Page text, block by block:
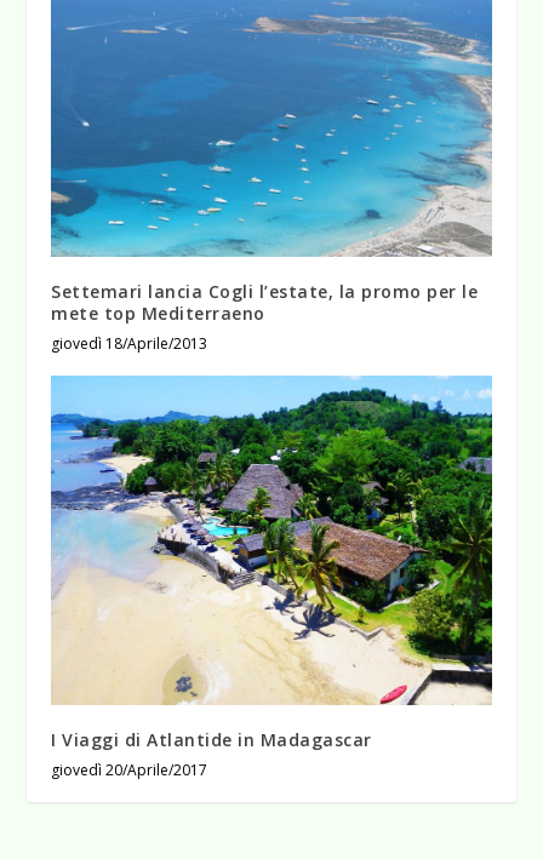
Settemari lancia Cogli l’estate, la promo per le
mete top Mediterraeno
giovedì 18/Aprile/2013
I Viaggi di Atlantide in Madagascar
giovedì 20/Aprile/2017